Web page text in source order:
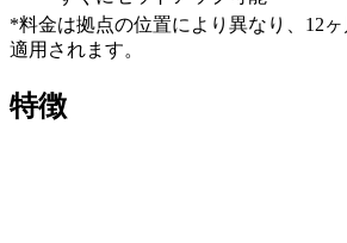
*料金は拠点の位置により異なり、12
適用されます。
特徴